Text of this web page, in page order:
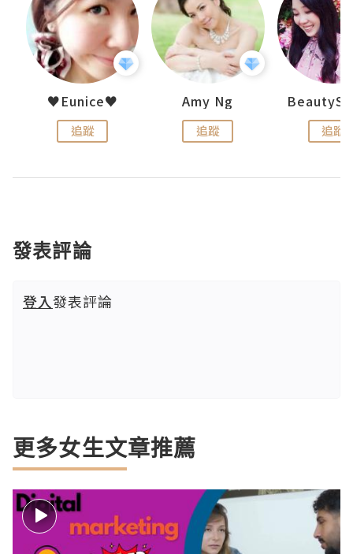
♥Eunice♥
追蹤
Amy Ng
追蹤 追蹤
發表評論
登入發表評論
更多女生文章推薦